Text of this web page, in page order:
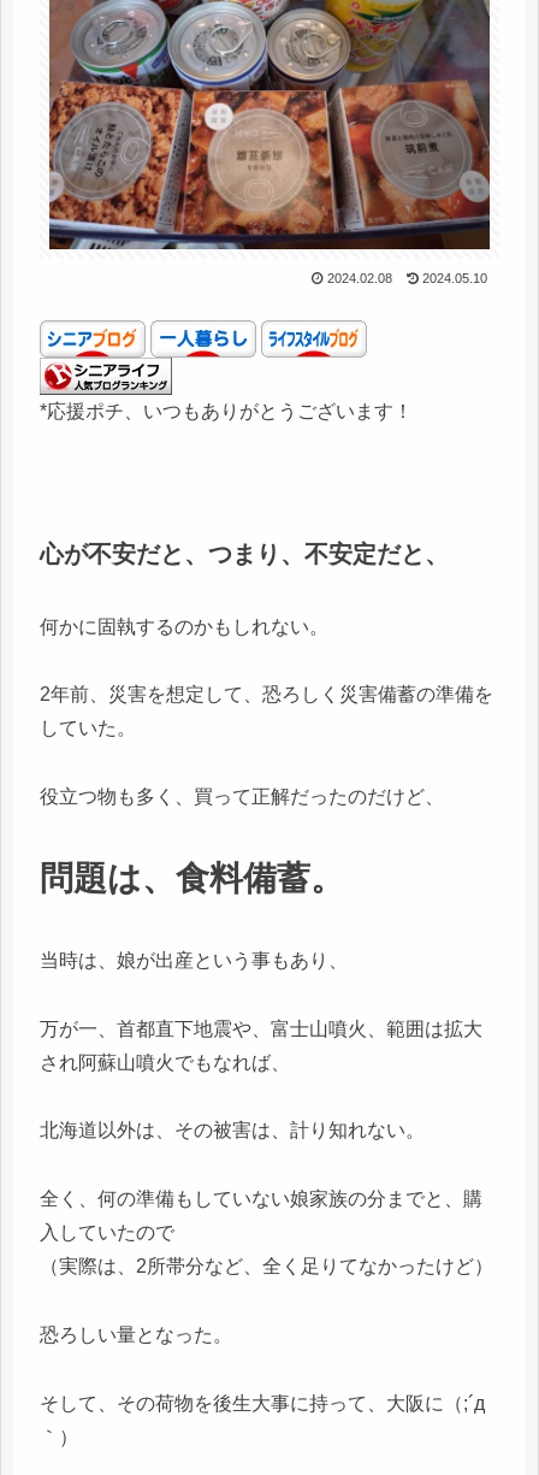
2024.02.08 2024.05.10
*応援ポチ、いつもありがとうございます！
心が不安だと、つまり、不安定だと、
何かに固執するのかもしれない。
2年前、災害を想定して、恐ろしく災害備蓄の準備を
していた。
役立つ物も多く、買って正解だったのだけど、
問題は、食料備蓄。
当時は、娘が出産という事もあり、
万が一、首都直下地震や、富士山噴火、範囲は拡大
され阿蘇山噴火でもなれば、
北海道以外は、その被害は、計り知れない。
全く、何の準備もしていない娘家族の分までと、購
入していたので
（実際は、2所帯分など、全く足りてなかったけど）
恐ろしい量となった。
そして、その荷物を後生大事に持って、大阪に（;´д
｀）